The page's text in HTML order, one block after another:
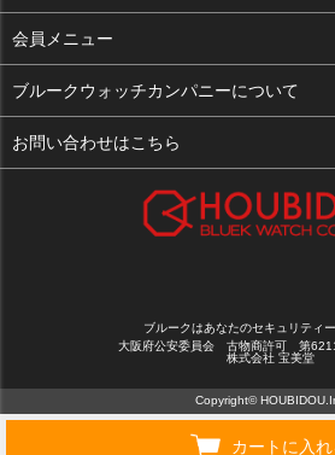
カートに入れ
よくある質問
支払い・送料
お客様の声
会員メニュー
ログイン
お気に入り
ブルークウォッチカンパニーについて
会社概要
お問い合わせはこちら
ブルークはあなたのセキュリティ
大阪府公安委員会 古物商許可 第
株式会社 宝美堂
Copyright©